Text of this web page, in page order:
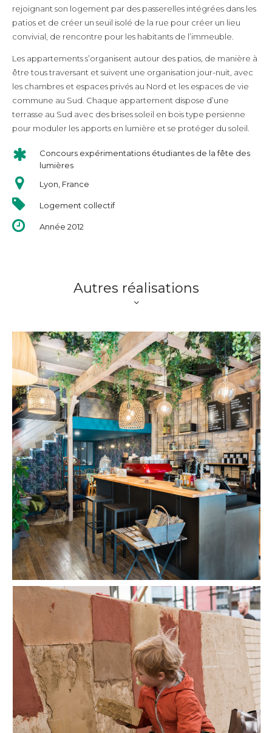
rejoignant son logement par des passerelles intégrées dans les
patios et de créer un seuil isolé de la rue pour créer un lieu
convivial, de rencontre pour les habitants de l’immeuble.
Les appartements s’organisent autour des patios, de manière à
être tous traversant et suivent une organisation jour-nuit, avec
les chambres et espaces privés au Nord et les espaces de vie
commune au Sud. Chaque appartement dispose d’une
terrasse au Sud avec des brises soleil en bois type persienne
pour moduler les apports en lumière et se protéger du soleil.
Concours expérimentations étudiantes de la fête des
lumières
Lyon, France
Logement collectif
Année 2012
Autres réalisations
ANAHERA
JOURNÉES DE LA TERRE